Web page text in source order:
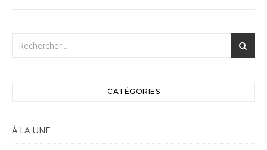
CATÉGORIES
À LA UNE